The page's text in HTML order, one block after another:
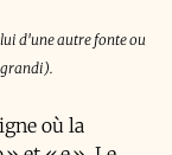
d'une autre fonte ou
où la